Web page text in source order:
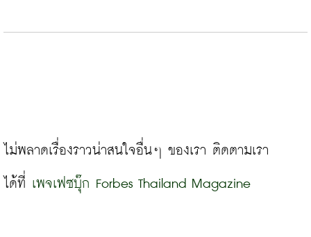
ไม่พลาดเรื่องราวน่าสนใจอื่นๆ ของเรา ติดตามเรา
ได้ที่ เพจเฟซบุ๊ก Forbes Thailand Magazine